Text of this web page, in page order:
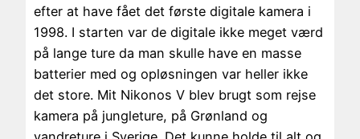
efter at have fået det første digitale kamera i
1998. I starten var de digitale ikke meget værd
på lange ture da man skulle have en masse
batterier med og opløsningen var heller ikke
det store. Mit Nikonos V blev brugt som rejse
kamera på jungleture, på Grønland og